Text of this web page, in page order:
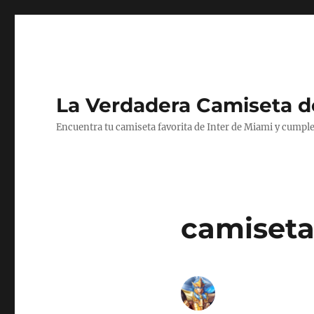
La Verdadera Camiseta
Encuentra tu camiseta favorita de Inter de Miami y